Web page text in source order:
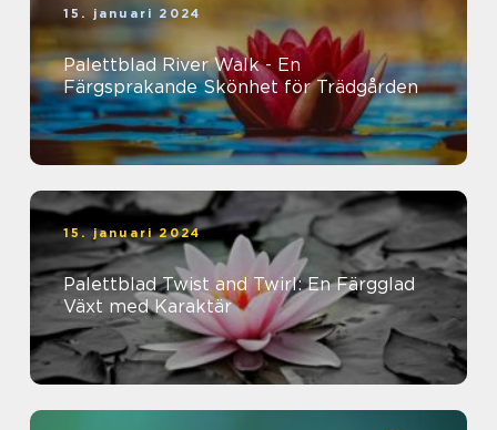
15. januari 2024
Palettblad River Walk - En
Färgsprakande Skönhet för Trädgården
15. januari 2024
Palettblad Twist and Twirl: En Färgglad
Växt med Karaktär